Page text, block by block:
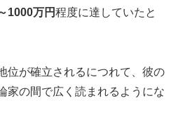
1000万円程度に達していたと
位が確立されるにつれて、彼の
家の間で広く読まれるようにな